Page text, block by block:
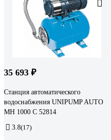
35 693 ₽
Станция автоматического
водоснабжения UNIPUMP AUTO
MH 1000 С 52814
3.8(17)